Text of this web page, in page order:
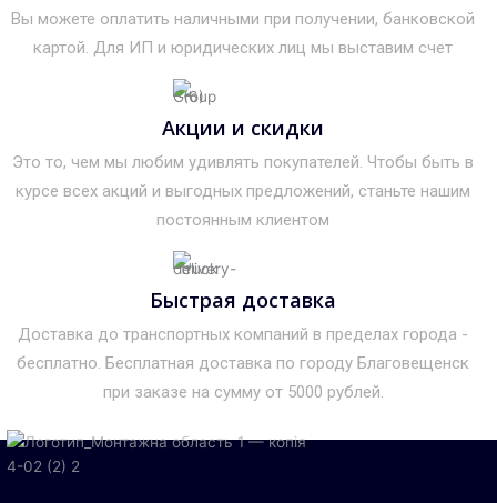
Вы можете оплатить наличными при получении, банковской
картой. Для ИП и юридических лиц мы выставим счет
Акции и скидки
Это то, чем мы любим удивлять покупателей. Чтобы быть в
курсе всех акций и выгодных предложений, станьте нашим
постоянным клиентом
Быстрая доставка
Доставка до транспортных компаний в пределах города -
бесплатно. Бесплатная доставка по городу Благовещенск
при заказе на сумму от 5000 рублей.